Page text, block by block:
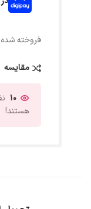
فروخته شده:
مقایسه
10
هستند!